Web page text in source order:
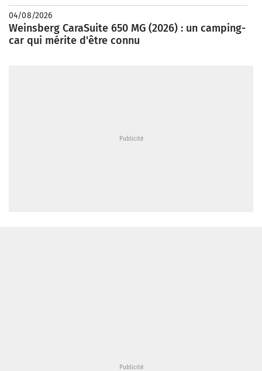
04/08/2026
Weinsberg CaraSuite 650 MG (2026) : un camping-
car qui mérite d'être connu